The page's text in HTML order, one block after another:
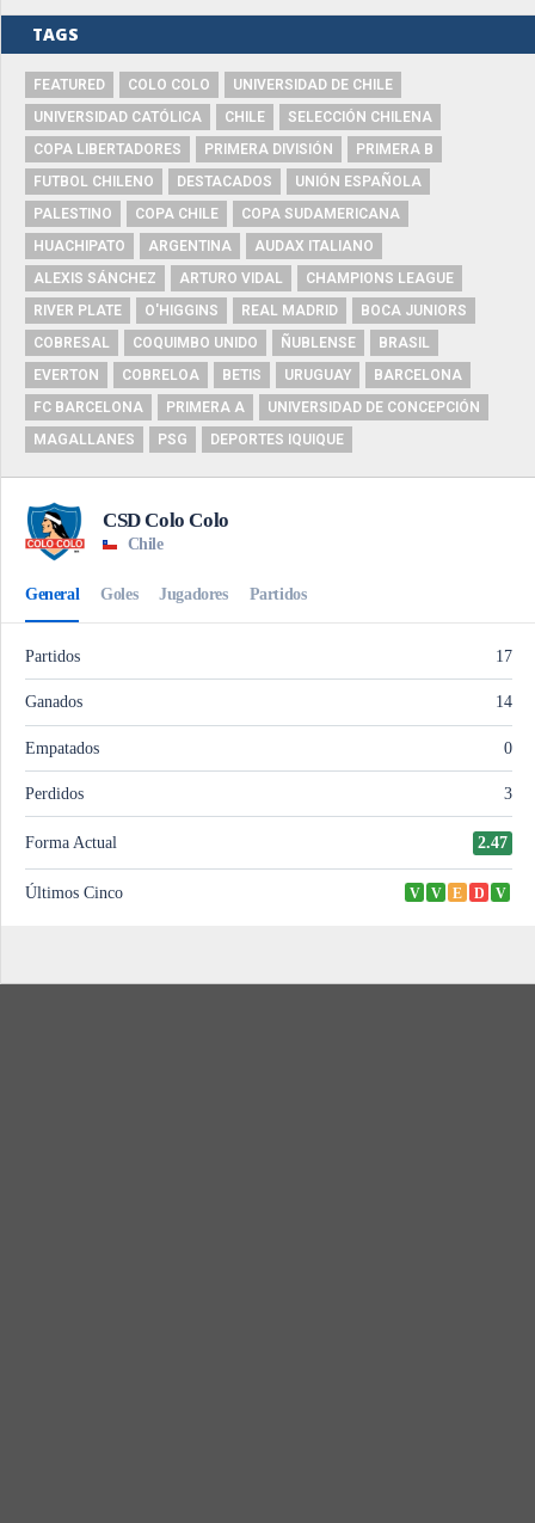
TAGS
FEATURED COLO COLO
UNIVERSIDAD DE CHILE
UNIVERSIDAD CATÓLICA
CHILE
SELECCIÓN CHILENA
COPA LIBERTADORES
PRIMERA DIVISIÓN
PRIMERA B
FUTBOL CHILENO
DESTACADOS
UNIÓN ESPAÑOLA
PALESTINO
COPA CHILE
COPA SUDAMERICANA
HUACHIPATO
ARGENTINA
AUDAX ITALIANO
ALEXIS SÁNCHEZ
ARTURO VIDAL
CHAMPIONS LEAGUE
RIVER PLATE
O'HIGGINS REAL MADRID
BOCA JUNIORS
COBRESAL
COQUIMBO UNIDO ÑUBLENSE
BRASIL
EVERTON
COBRELOA BETIS URUGUAY
BARCELONA
FC BARCELONA
PRIMERA A
UNIVERSIDAD DE CONCEPCIÓN
MAGALLANES
PSG DEPORTES IQUIQUE